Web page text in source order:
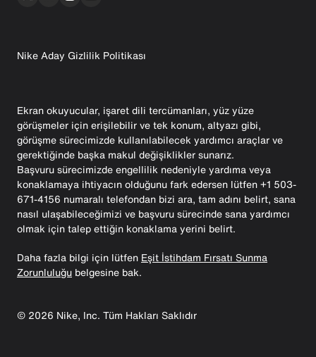
Nike Aday Gizlilik Politikası
Ekran okuyucular, işaret dili tercümanları, yüz yüze
görüşmeler için erişilebilir ve tek konum, altyazı gibi,
görüşme sürecimizde kullanılabilecek yardımcı araçlar ve
gerektiğinde başka makul değişiklikler sunarız.
Başvuru sürecimizde engellilik nedeniyle yardıma veya
konaklamaya ihtiyacın olduğunu fark edersen lütfen +1 503-
671-4156 numaralı telefondan bizi ara, tam adını belirt, sana
nasıl ulaşabileceğimizi ve başvuru sürecinde sana yardımcı
olmak için talep ettiğin konaklama yerini belirt.
Daha fazla bilgi için lütfen Eşit İstihdam Fırsatı Sunma
Zorunluluğu belgesine bak.
© 2026 Nike, Inc. Tüm Hakları Saklıdır